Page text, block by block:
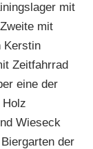
mit
mit
Kerstin
Zeitfahrrad
eine der
Holz
Wieseck
der